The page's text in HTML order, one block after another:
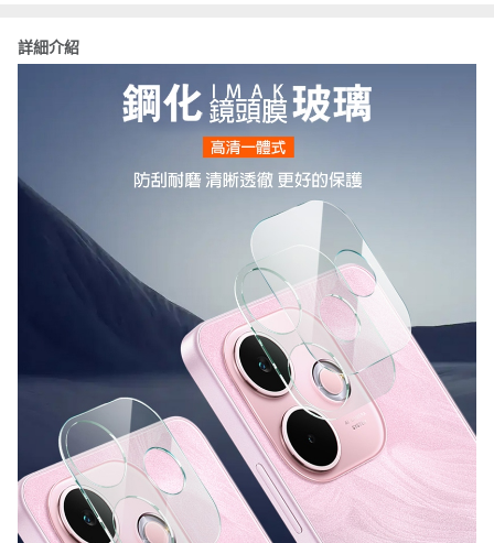
詳細介紹